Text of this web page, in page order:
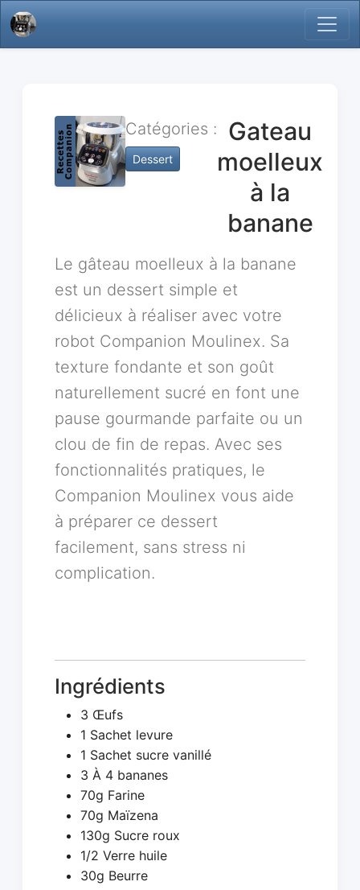
Catégories :
Dessert
Gateau
moelleux
à la
banane
Le gâteau moelleux à la banane
est un dessert simple et
délicieux à réaliser avec votre
robot Companion Moulinex. Sa
texture fondante et son goût
naturellement sucré en font une
pause gourmande parfaite ou un
clou de fin de repas. Avec ses
fonctionnalités pratiques, le
Companion Moulinex vous aide
à préparer ce dessert
facilement, sans stress ni
complication.
Ingrédients
3 Œufs
1 Sachet levure
1 Sachet sucre vanillé
3 À 4 bananes
70g Farine
70g Maïzena
130g Sucre roux
1/2 Verre huile
30g Beurre